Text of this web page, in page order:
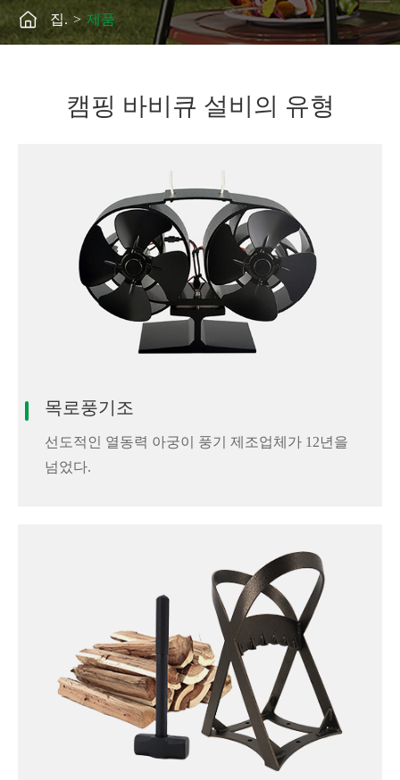
 집. 제품
캠핑 바비큐 설비의 유형
목로풍기조
선도적인 열동력 아궁이 풍기 제조업체가 12년을
넘었다.